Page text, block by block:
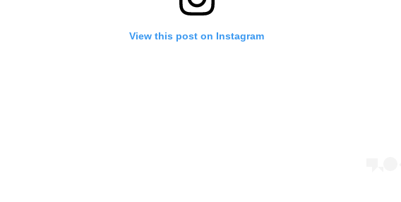
View this post on Instagram